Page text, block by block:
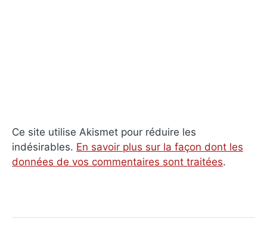
Ce site utilise Akismet pour réduire les
indésirables. En savoir plus sur la façon dont les
données de vos commentaires sont traitées.